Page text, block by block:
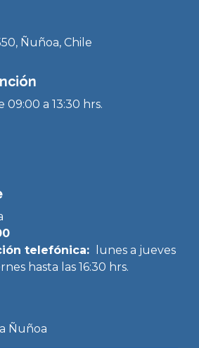
Ñuñoa, Chile
09:00 a 13:30 hrs.
telefónica:
lunes a jueves
hasta las 16:30 hrs.
Ñuñoa